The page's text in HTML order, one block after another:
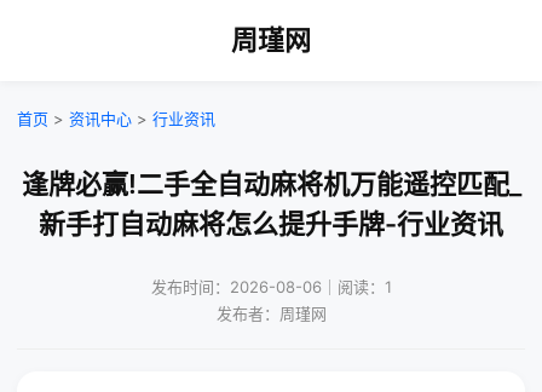
周瑾网
首页 > 资讯中心 > 行业资讯
逢牌必赢!二手全自动麻将机万能遥控匹配_
新手打自动麻将怎么提升手牌-行业资讯
发布时间：2026-08-06｜阅读：1
发布者：周瑾网